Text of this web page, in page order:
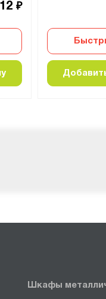
₽
Шкафы